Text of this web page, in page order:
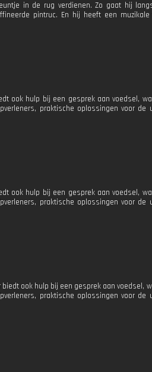
in de rug verdienen. Zo gaat hij
pintruc. En hij heeft een
ook hulp bij een gesprek aan voedsel,
praktische oplossingen voor de
ook hulp bij een gesprek aan voedsel,
praktische oplossingen voor de
ook hulp bij een gesprek aan voedsel,
praktische oplossingen voor de